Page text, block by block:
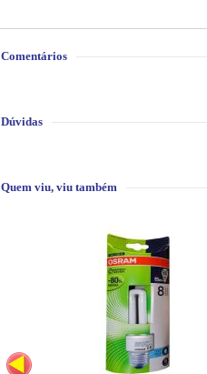
Comentários
Dúvidas
Quem viu, viu também